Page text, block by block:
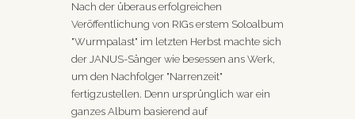
Nach der überaus erfolgreichen
Veröffentlichung von RIGs erstem Soloalbum
"Wurmpalast" im letzten Herbst machte sich
der JANUS-Sänger wie besessen ans Werk,
um den Nachfolger "Narrenzeit"
fertigzustellen. Denn ursprünglich war ein
ganzes Album basierend auf